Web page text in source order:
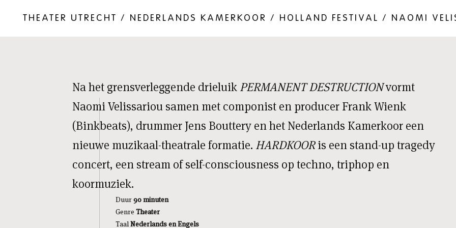
THEATER UTRECHT / NEDERLANDS KAMERKOOR / HOLLAND FESTIVAL / NAOMI
Na het grensverleggende drieluik PERMANENT DESTRUCTIONvormt
Naomi Velissariou samen met componist en producer Frank Wienk
(Binkbeats), drummer Jens Bouttery en het Nederlands Kamerkoor een
nieuwe muzikaal-theatrale formatie. HARDKOORis een stand-up tragedy
concert, een stream of self-consciousness op techno, triphop en
koormuziek.
Duur90 minuten
Genre Theater
TaalNederlands en Engels